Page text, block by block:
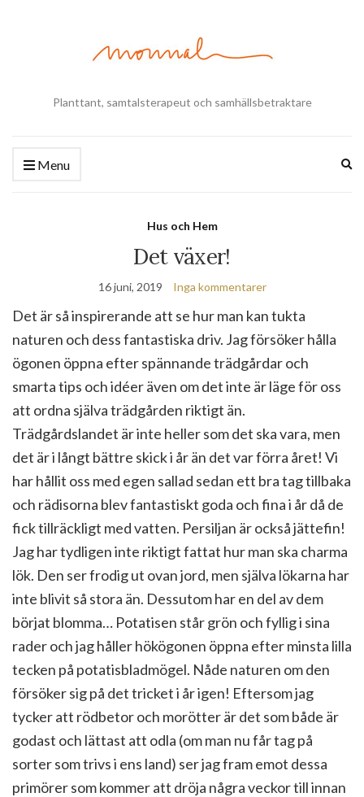
Planttant, samtalsterapeut och samhällsbetraktare
Menu
Hus och Hem
Det växer!
16 juni, 2019 Inga kommentarer
Det är så inspirerande att se hur man kan tukta
naturen och dess fantastiska driv. Jag försöker hålla
ögonen öppna efter spännande trädgårdar och
smarta tips och idéer även om det inte är läge för oss
att ordna själva trädgården riktigt än.
Trädgårdslandet är inte heller som det ska vara, men
det är i långt bättre skick i år än det var förra året! Vi
har hållit oss med egen sallad sedan ett bra tag tillbaka
och rädisorna blev fantastiskt goda och fina i år då de
fick tillräckligt med vatten. Persiljan är också jättefin!
Jag har tydligen inte riktigt fattat hur man ska charma
lök. Den ser frodig ut ovan jord, men själva lökarna har
inte blivit så stora än. Dessutom har en del av dem
börjat blomma… Potatisen står grön och fyllig i sina
rader och jag håller hökögonen öppna efter minsta lilla
tecken på potatisbladmögel. Nåde naturen om den
försöker sig på det tricket i år igen! Eftersom jag
tycker att rödbetor och morötter är det som både är
godast och lättast att odla (om man nu får tag på
sorter som trivs i ens land) ser jag fram emot dessa
primörer som kommer att dröja några veckor till innan